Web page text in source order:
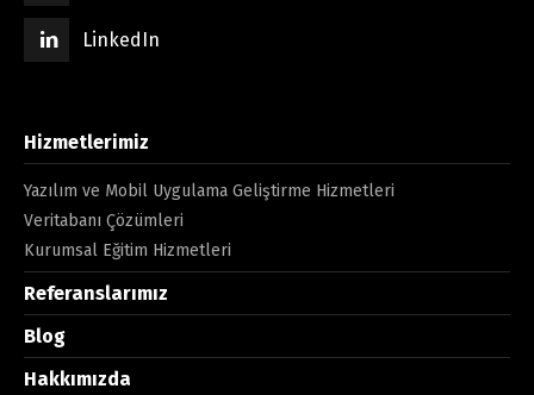
LinkedIn
Hizmetlerimiz
Yazılım ve Mobil Uygulama Geliştirme Hizmetleri
Veritabanı Çözümleri
Kurumsal Eğitim Hizmetleri
Referanslarımız
Blog
Hakkımızda